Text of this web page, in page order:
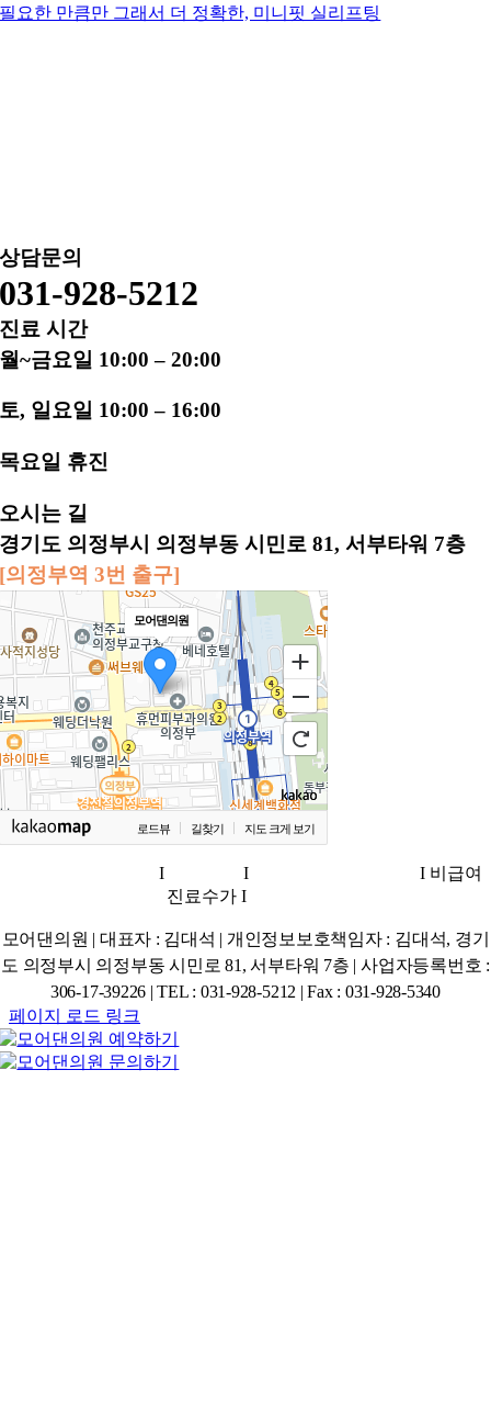
필요한 만큼만 그래서 더 정확한, 미니핏 실리프팅
상담문의
031-928-5212
진료 시간
월~금요일 10:00 – 20:00
토, 일요일 10:00 – 16:00
목요일 휴진
오시는 길
경기도 의정부시 의정부동 시민로 81, 서부타워 7층
[의정부역 3번 출구]
모어댄의원
로드뷰 길찾기 지도 크게 보기
I I
I 비급여
진료수가 I
모어댄의원 | 대표자 : 김대석 | 개인정보보호책임자 : 김대석, 경기
도 의정부시 의정부동 시민로 81, 서부타워 7층 | 사업자등록번호 :
306-17-39226 |TEL : 031-928-5212 | Fax : 031-928-5340
페이지 로드 링크